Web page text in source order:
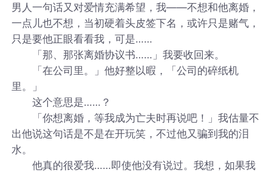
男人一句话又对爱情充满希望，我——不想和他离婚，
一点儿也不想，当初硬着头皮签下名，或许只是赌气，
只是要他正眼看看我，可是……
「那、那张离婚协议书……」我要收回来。
「在公司里。」他好整以暇，「公司的碎纸机
里。」
这个意思是……？
「你想离婚，等我成为亡夫时再说吧！」我估量不
出他说这句话是不是在开玩笑，不过他又骗到我的泪
水。
他真的很爱我……即使他没有说过。我想，如果我